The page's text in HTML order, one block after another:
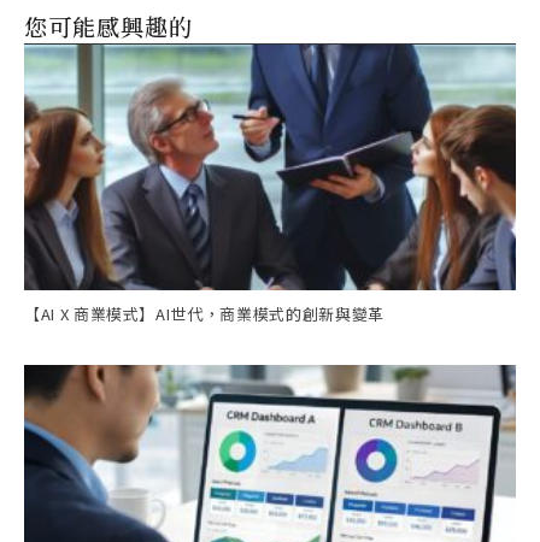
您可能感興趣的
【AI X 商業模式】AI世代，商業模式的創新與變革